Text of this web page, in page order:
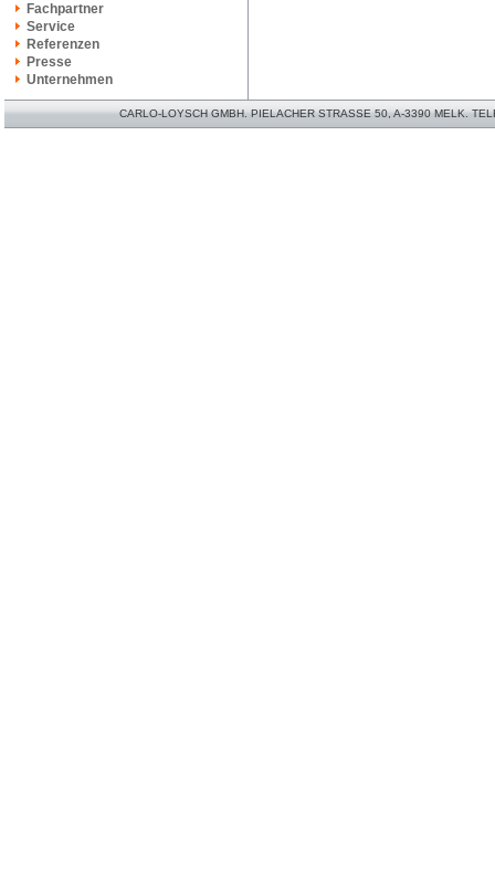
Fachpartner
Service
Referenzen
Presse
Unternehmen
CARLO-LOYSCH GMBH. PIELACHER STRASSE 50, A-3390 MELK.